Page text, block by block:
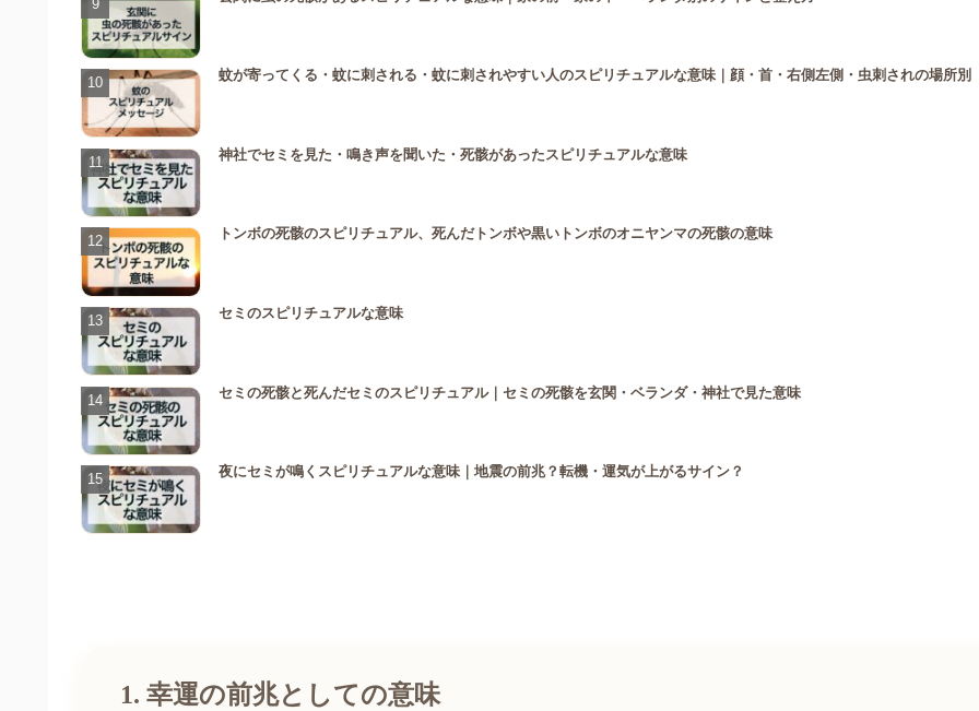
蚊が寄ってくる・蚊に刺される・蚊に刺されやすい人のスピリチュアルな意味｜顔・首・右側左側・虫刺されの場所別
神社でセミを見た・鳴き声を聞いた・死骸があったスピリチュアルな意味
トンボの死骸のスピリチュアル、死んだトンボや黒いトンボのオニヤンマの死骸の意味
セミのスピリチュアルな意味
セミの死骸と死んだセミのスピリチュアル｜セミの死骸を玄関・ベランダ・神社で見た意味
夜にセミが鳴くスピリチュアルな意味｜地震の前兆？転機・運気が上がるサイン？
1. 幸運の前兆としての意味